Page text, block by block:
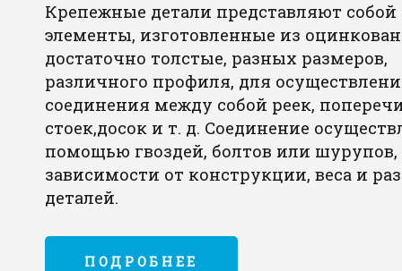
Крепежные детали представляют собой
элементы, изготовленные из
достаточно толстые, разных размеров,
различного профиля, для
соединения между собой реек,
стоек,досок и т. д. Соединение
помощью гвоздей, болтов или шурупов,
зависимости от конструкции, веса и
деталей.
ПОДРОБНЕЕ